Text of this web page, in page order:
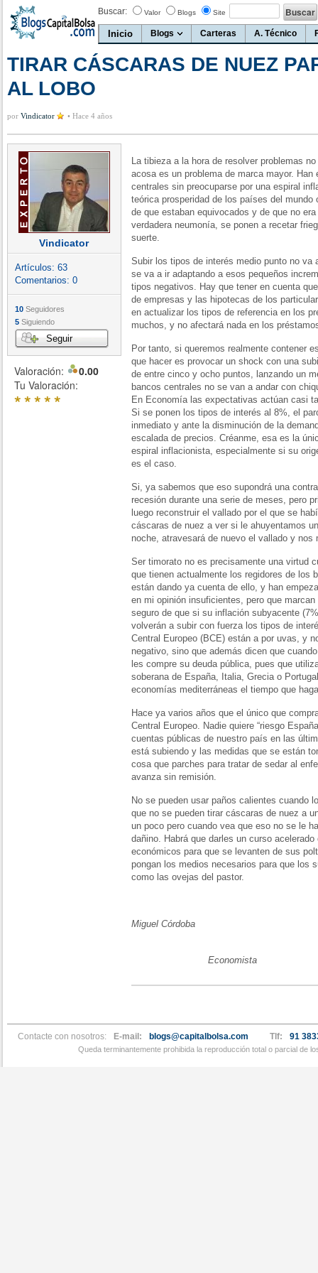
Buscar: Valor Blogs Site
Inicio Blogs Carteras A. Técnico
TIRAR CÁSCARAS DE NUEZ
AL LOBO
por Vindicator • Hace 4 años
Vindicator
Artículos: 63
Comentarios: 0
10 Seguidores
5 Siguiendo
Seguir
Valoración:
0.00
Tu Valoración:
*****
La tibieza a la hora de resolver problemas
acosa es un problema de marca mayor.
centrales sin preocuparse por una espiral
teórica prosperidad de los países del
de que estaban equivocados y de que no
verdadera neumonía, se ponen a recetar
suerte.
Subir los tipos de interés medio punto no va
se va a ir adaptando a esos pequeños
tipos negativos. Hay que tener en cuenta
de empresas y las hipotecas de los
en actualizar los tipos de referencia en los
muchos, y no afectará nada en los
Por tanto, si queremos realmente contener
que hacer es provocar un shock con una
de entre cinco y ocho puntos, lanzando un
bancos centrales no se van a andar con
En Economía las expectativas actúan casi
Si se ponen los tipos de interés al 8%, el
inmediato y ante la disminución de la
escalada de precios. Créanme, esa es la
espiral inflacionista, especialmente si su
es el caso.
Si, ya sabemos que eso supondrá una
recesión durante una serie de meses, pero
luego reconstruir el vallado por el que se
cáscaras de nuez a ver si le ahuyentamos
noche, atravesará de nuevo el vallado y nos
Ser timorato no es precisamente una virtud
que tienen actualmente los regidores de los
están dando ya cuenta de ello, y han
en mi opinión insuficientes, pero que
seguro de que si su inflación subyacente
volverán a subir con fuerza los tipos de
Central Europeo (BCE) están a por uvas, y
negativo, sino que además dicen que
les compre su deuda pública, pues que
soberana de España, Italia, Grecia o
economías mediterráneas el tiempo que
Hace ya varios años que el único que
Central Europeo. Nadie quiere “riesgo
cuentas públicas de nuestro país en las
está subiendo y las medidas que se están
cosa que parches para tratar de sedar al
avanza sin remisión.
No se pueden usar paños calientes cuando
que no se pueden tirar cáscaras de nuez a
un poco pero cuando vea que eso no se le
dañino. Habrá que darles un curso
económicos para que se levanten de sus
pongan los medios necesarios para que los
como las ovejas del pastor.
Miguel Córdoba
Economista
Contacte con nosotros: E-mail: blogs@capitalbolsa.com Tlf: 91
Queda terminantemente prohibida la reproducción total o parcial de